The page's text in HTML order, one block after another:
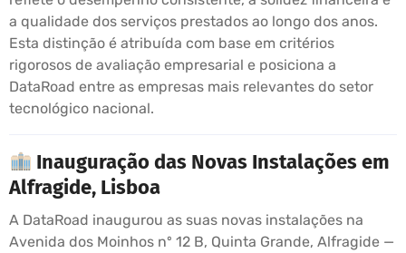
a qualidade dos serviços prestados ao longo dos anos.
Esta distinção é atribuída com base em critérios
rigorosos de avaliação empresarial e posiciona a
DataRoad entre as empresas mais relevantes do setor
tecnológico nacional.
Inauguração das Novas Instalações em
Alfragide, Lisboa
A DataRoad inaugurou as suas novas instalações na
Avenida dos Moinhos nº 12 B, Quinta Grande, Alfragide —